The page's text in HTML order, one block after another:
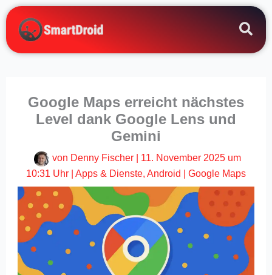
Zum
Inhalt
springen
Google Maps erreicht nächstes
Level dank Google Lens und
Gemini
von Denny Fischer
11. November 2025 um
10:31 Uhr
Apps & Dienste, Android Google Maps